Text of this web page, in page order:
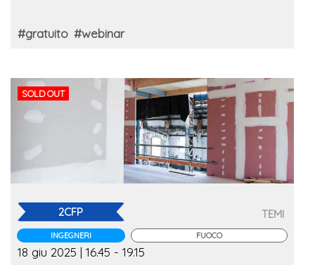
#gratuito #webinar
SOLD OUT
2CFP
INGEGNERI
TEMI
FUOCO
18 giu 2025 | 16.45 - 19.15